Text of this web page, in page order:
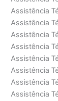
Assistência
Assistência
Assistência
Assistência
Assistência
Assistência
Assistência
Assistência